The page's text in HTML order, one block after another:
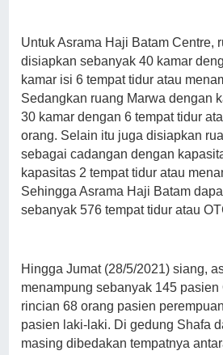
Untuk Asrama Haji Batam Centre,
disiapkan sebanyak 40 kamar
kamar isi 6 tempat tidur atau
Sedangkan ruang Marwa dengan
30 kamar dengan 6 tempat tidur
orang. Selain itu juga disiapkan
sebagai cadangan dengan
kapasitas 2 tempat tidur atau
Sehingga Asrama Haji Batam
sebanyak 576 tempat tidur atau
Hingga Jumat (28/5/2021) siang,
menampung sebanyak 145 pasien
rincian 68 orang pasien
pasien laki-laki. Di gedung Shafa
masing dibedakan tempatnya